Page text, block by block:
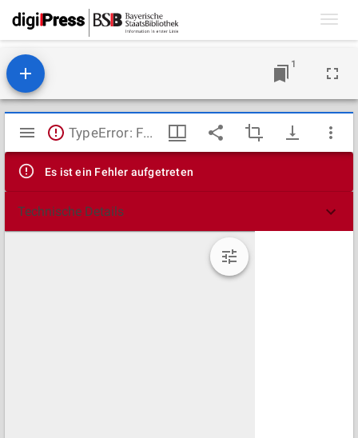
1
Mirador
Viewer
TypeError: Failed to fetch
Es ist ein Fehler aufgetreten
Technische Details